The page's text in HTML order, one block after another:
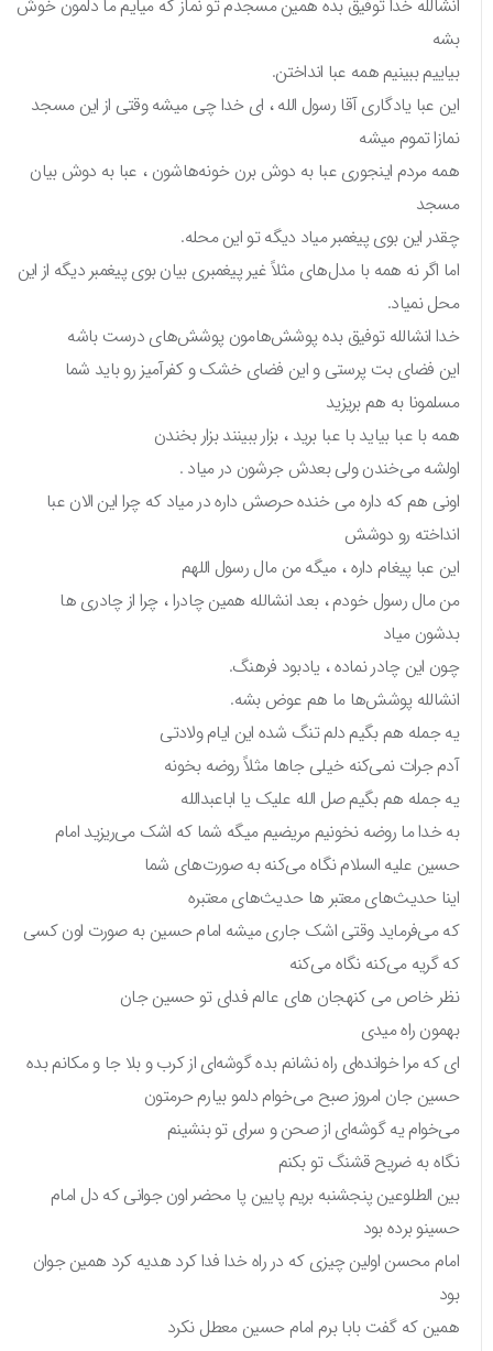
انشالله خدا توفیق بده همین مسجدم تو نماز که میایم ما دلمون خوش
بشه
بیاییم ببینیم همه عبا انداختن.
این عبا یادگاری آقا رسول الله ، ای خدا چی میشه وقتی از این مسجد
نمازا تموم میشه
همه مردم اینجوری عبا به دوش برن خونه‌هاشون ، عبا به دوش بیان
مسجد
چقدر این بوی پیغمبر میاد دیگه تو این محله.
اما اگر نه همه با مدل‌های مثلاً غیر پیغمبری بیان بوی پیغمبر دیگه از این
محل نمیاد.
خدا انشالله توفیق بده پوشش‌هامون پوشش‌های درست باشه
این فضای بت پرستی و این فضای خشک و کفرآمیز رو باید شما
مسلمونا به هم بریزید
همه با عبا بیاید با عبا برید ، بزار ببینند بزار بخندن
اولشه می‌خندن ولی بعدش جرشون در میاد .
اونی هم که داره می خنده حرصش داره در میاد که چرا این الان عبا
انداخته رو دوشش
این عبا پیغام داره ، میگه من مال رسول اللهم
من مال رسول خودم ، بعد انشالله همین چادرا ، چرا از چادری ها
بدشون میاد
چون این چادر نماده ، یادبود فرهنگ.
انشالله پوشش‌ها ما هم عوض بشه.
یه جمله هم بگیم دلم تنگ شده این ایام ولادتی
آدم جرات نمی‌کنه خیلی جاها مثلاً روضه بخونه
یه جمله هم بگیم صل الله علیک یا اباعبدالله
به خدا ما روضه نخونیم مریضیم میگه شما که اشک می‌ریزید امام
حسین علیه السلام نگاه می‌کنه به صورت‌های شما
اینا حدیث‌های معتبر ها حدیث‌های معتبره
که می‌فرماید وقتی اشک جاری میشه امام حسین به صورت اون کسی
که گریه می‌کنه نگاه می‌کنه
نظر خاص می کنهجان های عالم فدای تو حسین جان
بهمون راه میدی
ای که مرا خوانده‌ای راه نشانم بده گوشه‌ای از کرب و بلا جا و مکانم بده
حسین جان امروز صبح می‌خوام دلمو بیارم حرمتون
می‌خوام یه گوشه‌ای از صحن و سرای تو بنشینم
نگاه به ضریح قشنگ تو بکنم
بین الطلوعین پنجشنبه بریم پایین پا محضر اون جوانی که دل امام
حسینو برده بود
امام محسن اولین چیزی که در راه خدا فدا کرد هدیه کرد همین جوان
بود
همین که گفت بابا برم امام حسین معطل نکرد